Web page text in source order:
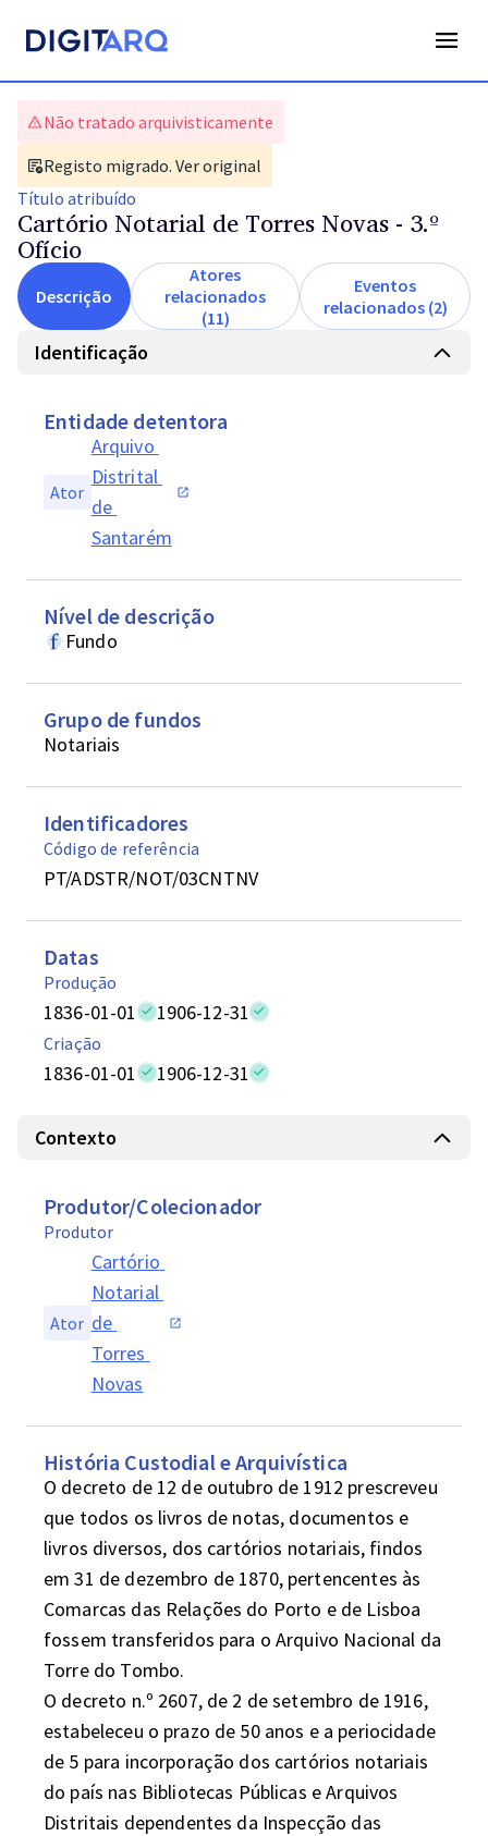
Não tratado arquivisticamente
Registo migrado. Ver original
Título atribuído
Cartório Notarial de Torres Novas - 3.º
Ofício
Descrição
Atores
relacionados
(11)
Eventos
relacionados (2)
Identificação
Entidade detentora
Ator
Arquivo
Distrital
de
Santarém
Nível de descrição
Fundo
Grupo de fundos
Notariais
Identificadores
Código de referência
PT/ADSTR/NOT/03CNTNV
Datas
Produção
1836-01-01 1906-12-31
Criação
1836-01-01 1906-12-31
Contexto
Produtor/Colecionador
Produtor
Ator
Cartório
Notarial
de
Torres
Novas
História Custodial e Arquivística
O decreto de 12 de outubro de 1912 prescreveu
que todos os livros de notas, documentos e
livros diversos, dos cartórios notariais, findos
em 31 de dezembro de 1870, pertencentes às
Comarcas das Relações do Porto e de Lisboa
fossem transferidos para o Arquivo Nacional da
Torre do Tombo.
O decreto n.º 2607, de 2 de setembro de 1916,
estabeleceu o prazo de 50 anos e a periocidade
de 5 para incorporação dos cartórios notariais
do país nas Bibliotecas Públicas e Arquivos
Distritais dependentes da Inspecção das